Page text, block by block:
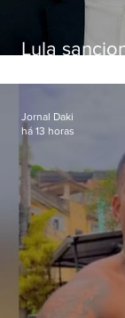
Lula
crianças
Jornal Daki
há 13 horas